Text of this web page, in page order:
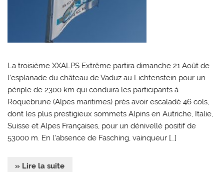
La troisième XXALPS Extrême partira dimanche 21 Août de
l’esplanade du château de Vaduz au Lichtenstein pour un
périple de 2300 km qui conduira les participants à
Roquebrune (Alpes maritimes) près avoir escaladé 46 cols,
dont les plus prestigieux sommets Alpins en Autriche, Italie,
Suisse et Alpes Françaises, pour un dénivellé positif de
53000 m. En l’absence de Fasching, vainqueur […]
» Lire la suite